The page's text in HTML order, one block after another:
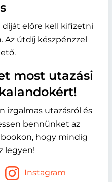
díját előre kell kifizetni
Az útdíj készpénzzel
most utazási
izgalmas utazásról és
bennünket az
hogy mindig
legyen!
Instagram